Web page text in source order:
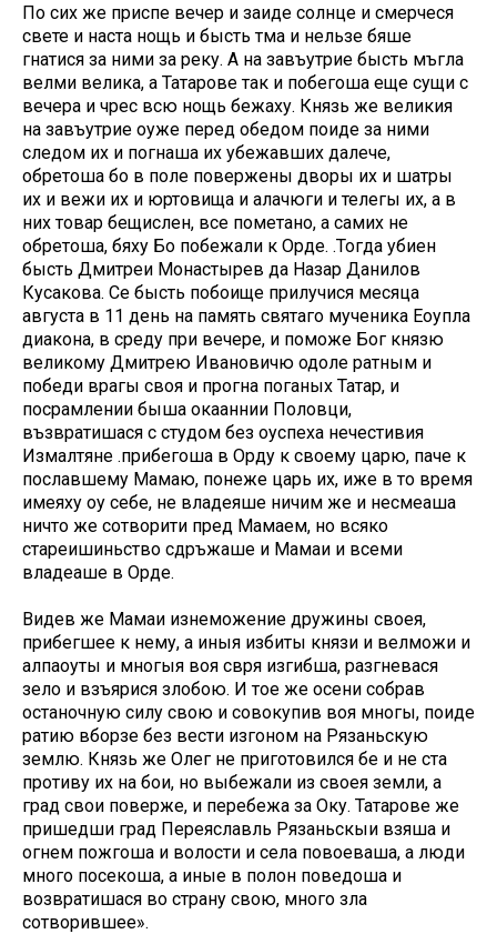
По сих же приспе вечер и заиде солнце и смерчеся
свете и наста нощь и бысть тма и нельзе бяше
гнатися за ними за реку. А на завъутрие бысть мъгла
велми велика, а Татарове так и побегоша еще сущи с
вечера и чрес всю нощь бежаху. Князь же великия
на завъутрие оуже перед обедом поиде за ними
следом их и погнаша их убежавших далече,
обретоша бо в поле повержены дворы их и шатры
их и вежи их и юртовища и алачюги и телегы их, а в
них товар бещислен, все пометано, а самих не
обретоша, бяху Бо побежали к Орде. .Тогда убиен
бысть Дмитреи Монастырев да Назар Данилов
Кусакова. Се бысть побоище прилучися месяца
августа в 11 день на память святаго мученика Еоупла
диакона, в среду при вечере, и поможе Бог князю
великому Дмитрею Ивановичю одоле ратным и
победи врагы своя и прогна поганых Татар, и
посрамлении быша окааннии Половци,
възвратишася с студом без оуспеха нечестивия
Измалтяне .прибегоша в Орду к своему царю, паче к
пославшему Мамаю, понеже царь их, иже в то время
имеяху оу себе, не владеяше ничим же и несмеаша
ничто же сотворити пред Мамаем, но всяко
стареишиньство сдръжаше и Мамаи и всеми
владеаше в Орде.
Видев же Мамаи изнеможение дружины своея,
прибегшее к нему, а иныя избиты князи и велможи и
алпаоуты и многыя воя свря изгибша, разгневася
зело и взъярися злобою. И тое же осени собрав
останочную силу свою и совокупив воя многы, поиде
ратию вборзе без вести изгоном на Рязаньскую
землю. Князь же Олег не приготовился бе и не ста
противу их на бои, но выбежали из своея земли, а
град свои поверже, и перебежа за Оку. Татарове же
пришедши град Переяславль Рязаньскыи взяша и
огнем пожгоша и волости и села повоеваша, а люди
много посекоша, а иные в полон поведоша и
возвратишася во страну свою, много зла
сотворившее».